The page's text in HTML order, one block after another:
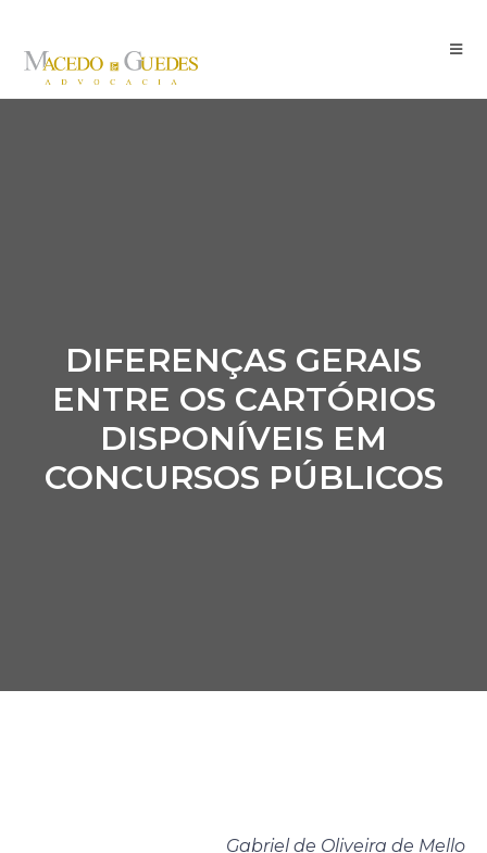
DIFERENÇAS GERAIS
ENTRE OS CARTÓRIOS
DISPONÍVEIS EM
CONCURSOS PÚBLICOS
Gabriel de Oliveira de Mello